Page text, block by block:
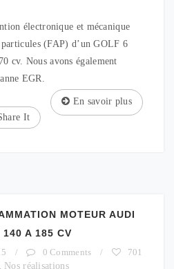
électronique et mécanique
(FAP) d’un GOLF 6
cv. Nous avons également
EGR.
En savoir plus
It
MOTEUR AUDI
A 185 CV
/ 0 Comments /
701
, Nos réalisations